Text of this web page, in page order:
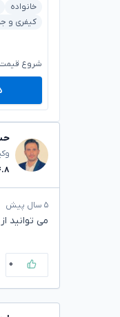
خانواده
کیفری و
شروع قیمت
۵ سال پیش
می توانید
۰